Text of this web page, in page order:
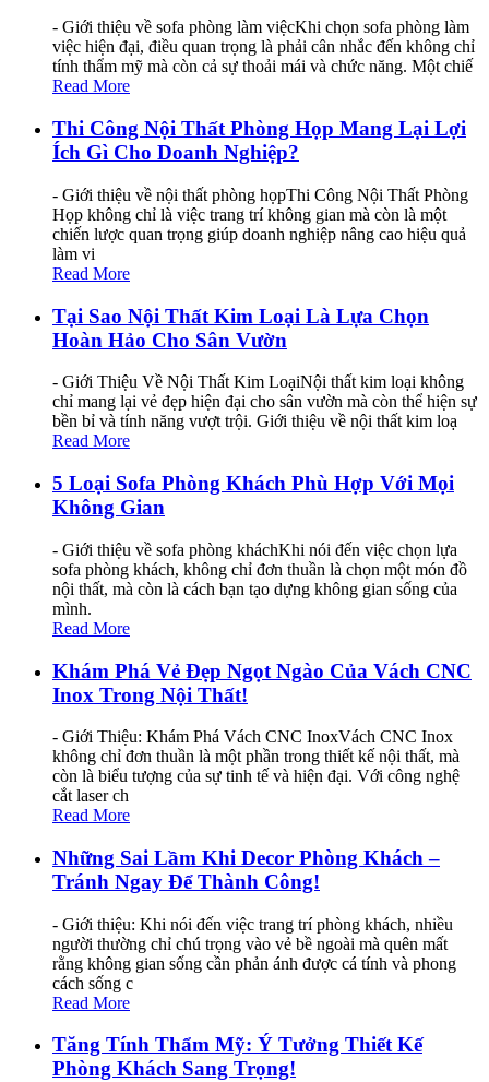
- Giới thiệu về sofa phòng làm việcKhi chọn sofa phòng làm
việc hiện đại, điều quan trọng là phải cân nhắc đến không chỉ
tính thẩm mỹ mà còn cả sự thoải mái và chức năng. Một chiế
Read More
Thi Công Nội Thất Phòng Họp Mang Lại Lợi
Ích Gì Cho Doanh Nghiệp?
- Giới thiệu về nội thất phòng họpThi Công Nội Thất Phòng
Họp không chỉ là việc trang trí không gian mà còn là một
chiến lược quan trọng giúp doanh nghiệp nâng cao hiệu quả
làm vi
Read More
Tại Sao Nội Thất Kim Loại Là Lựa Chọn
Hoàn Hảo Cho Sân Vườn
- Giới Thiệu Về Nội Thất Kim LoạiNội thất kim loại không
chỉ mang lại vẻ đẹp hiện đại cho sân vườn mà còn thể hiện sự
bền bỉ và tính năng vượt trội. Giới thiệu về nội thất kim loạ
Read More
5 Loại Sofa Phòng Khách Phù Hợp Với Mọi
Không Gian
- Giới thiệu về sofa phòng kháchKhi nói đến việc chọn lựa
sofa phòng khách, không chỉ đơn thuần là chọn một món đồ
nội thất, mà còn là cách bạn tạo dựng không gian sống của
mình.
Read More
Khám Phá Vẻ Đẹp Ngọt Ngào Của Vách CNC
Inox Trong Nội Thất!
- Giới Thiệu: Khám Phá Vách CNC InoxVách CNC Inox
không chỉ đơn thuần là một phần trong thiết kế nội thất, mà
còn là biểu tượng của sự tinh tế và hiện đại. Với công nghệ
cắt laser ch
Read More
Những Sai Lầm Khi Decor Phòng Khách –
Tránh Ngay Để Thành Công!
- Giới thiệu: Khi nói đến việc trang trí phòng khách, nhiều
người thường chỉ chú trọng vào vẻ bề ngoài mà quên mất
rằng không gian sống cần phản ánh được cá tính và phong
cách sống c
Read More
Tăng Tính Thẩm Mỹ: Ý Tưởng Thiết Kế
Phòng Khách Sang Trọng!